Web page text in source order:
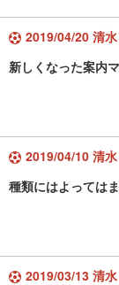
2019/04/20 清
新しくなった案内
2019/04/10 清
種類にはよっては
2019/03/13 清